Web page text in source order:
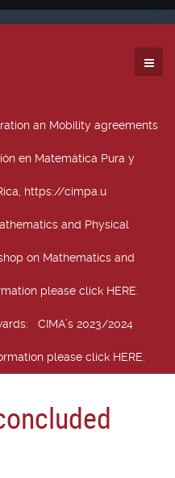
an Mobility agreements
en Matemática Pura y
https://cimpa.u
and Physical
on Mathematics and
please click HERE.
: CIMA’s 2023/2024
please click HERE.